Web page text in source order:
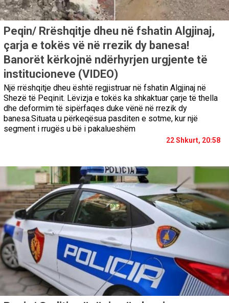
Peqin/ Rrëshqitje dheu në fshatin Algjinaj,
çarja e tokës vë në rrezik dy banesa!
Banorët kërkojnë ndërhyrjen urgjente të
institucioneve (VIDEO)
Një rrëshqitje dheu është regjistruar në fshatin Algjinaj në
Shezë të Peqinit. Lëvizja e tokës ka shkaktuar çarje të thella
dhe deformim të sipërfaqes duke vënë në rrezik dy
banesa.Situata u përkeqësua pasditen e sotme, kur një
segment i rrugës u bë i pakalueshëm
22 Shkurt, 20:58